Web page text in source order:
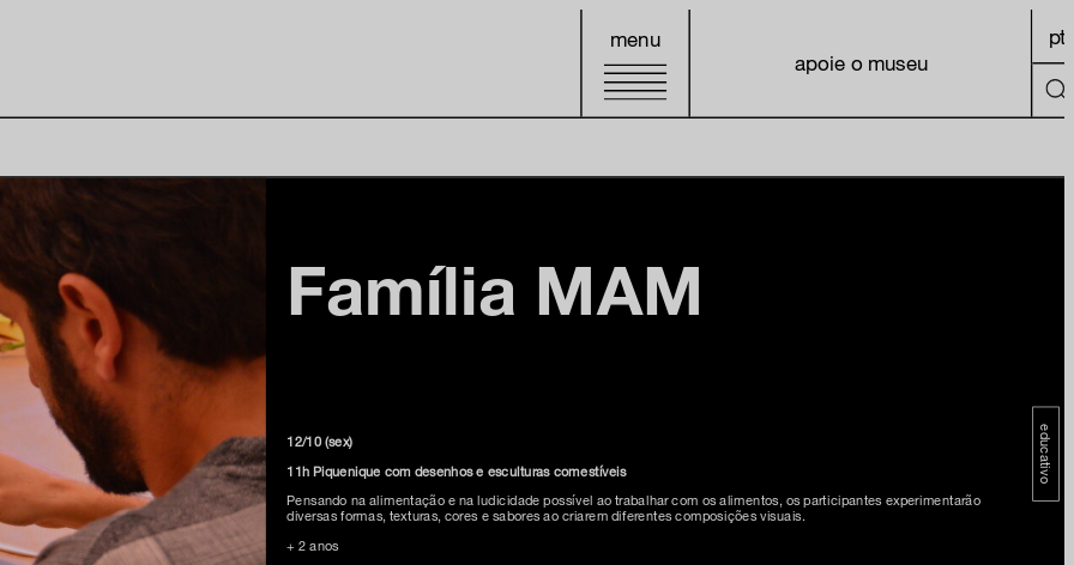
menu
apoie o museu
pt
Família MAM
12/10 (sex)
11h Piquenique com desenhos e esculturas comestíveis
Pensando na alimentação e na ludicidade possível ao trabalhar com os alimentos, os participantes experimentarão
diversas formas, texturas, cores e sabores ao criarem diferentes composições visuais.
+ 2 anos
educativo